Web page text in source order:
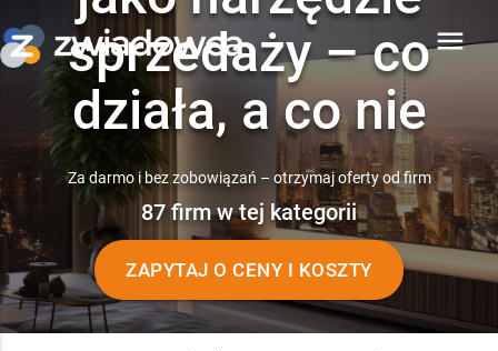
menu
sprzedaży – co
działa, a co nie
Za darmo i bez zobowiązań – otrzymaj oferty od firm
87 firm w tej kategorii
ZAPYTAJ O CENY I KOSZTY